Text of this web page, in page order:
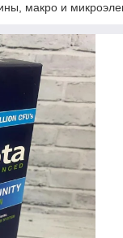
макро и